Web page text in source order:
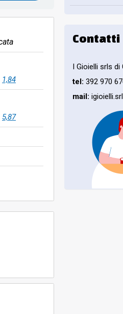
1,84
5,87
Contatti
I Gioielli srls di
tel: 392 970
mail: